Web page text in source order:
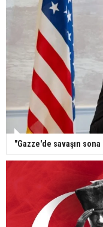
"Gazze'de savaşın